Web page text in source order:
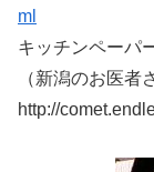
ml
キッチンペーパ
（新潟のお医者
http://